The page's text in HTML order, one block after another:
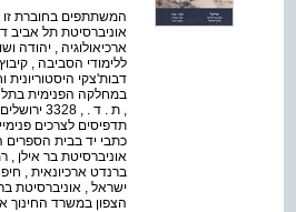
אוניברסיטת תל אביב
ארכיאולוגיה , יהודה
ללימודי הסביבה ,
דבות'צקי
, ת . ד . ,
תדפיסים לצרכים
כתבי יד בבית הספרים
ברנדט ארכיונאית ,
ישראל , אוניברסיטת בר
הצפון במשרד החינוך